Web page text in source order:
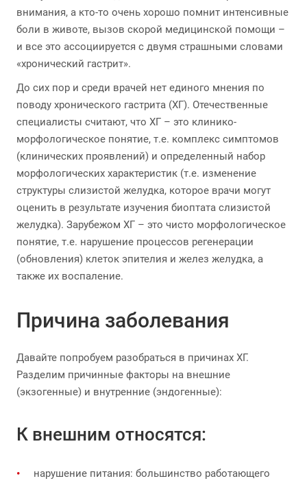
внимания, а кто-то очень хорошо помнит интенсивные
боли в животе, вызов скорой медицинской помощи –
и все это ассоциируется с двумя страшными словами
«хронический гастрит».
До сих пор и среди врачей нет единого мнения по
поводу хронического гастрита (ХГ). Отечественные
специалисты считают, что ХГ – это клинико-
морфологическое понятие, т.е. комплекс симптомов
(клинических проявлений) и определенный набор
морфологических характеристик (т.е. изменение
структуры слизистой желудка, которое врачи могут
оценить в результате изучения биоптата слизистой
желудка). Зарубежом ХГ – это чисто морфологическое
понятие, т.е. нарушение процессов регенерации
(обновления) клеток эпителия и желез желудка, а
также их воспаление.
Причина заболевания
Давайте попробуем разобраться в причинах ХГ.
Разделим причинные факторы на внешние
(экзогенные) и внутренние (эндогенные):
К внешним относятся:
нарушение питания: большинство работающего